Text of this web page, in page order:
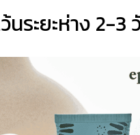
ว้นระยะห่าง 2-3